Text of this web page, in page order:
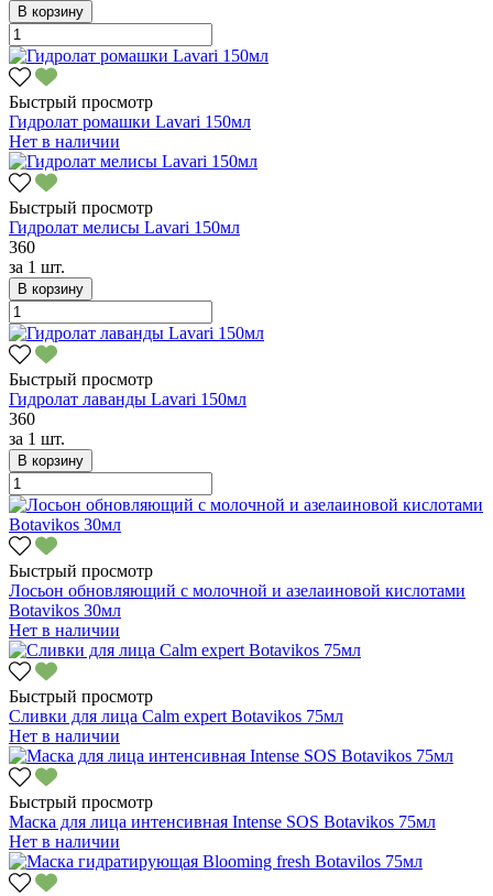
В корзину
Быстрый просмотр
Гидролат ромашки Lavari 150мл
Нет в наличии
Быстрый просмотр
Гидролат мелисы Lavari 150мл
360
за 1 шт.
В корзину
Быстрый просмотр
Гидролат лаванды Lavari 150мл
360
за 1 шт.
В корзину
Быстрый просмотр
Лосьон обновляющий с молочной и азелаиновой кислотами
Botavikos 30мл
Нет в наличии
Быстрый просмотр
Сливки для лица Calm expert Botavikos 75мл
Нет в наличии
Быстрый просмотр
Маска для лица интенсивная Intense SOS Botavikos 75мл
Нет в наличии